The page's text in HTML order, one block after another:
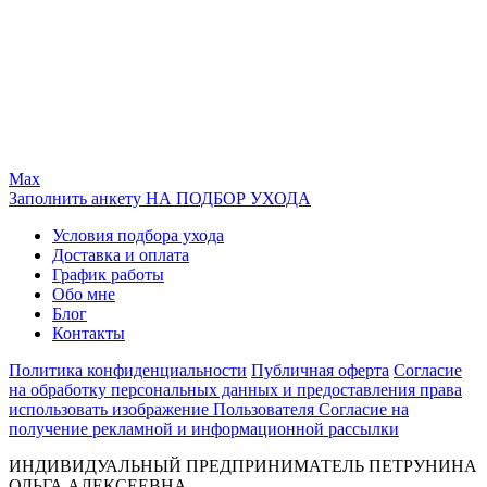
Max
Заполнить анкету НА ПОДБОР УХОДА
Условия подбора ухода
Доставка и оплата
График работы
Обо мне
Блог
Контакты
Политика конфиденциальности Публичная оферта Согласие
на обработку персональных данных и предоставления права
использовать изображение Пользователя Согласие на
получение рекламной и информационной рассылки
ИНДИВИДУАЛЬНЫЙ ПРЕДПРИНИМАТЕЛЬ ПЕТРУНИНА